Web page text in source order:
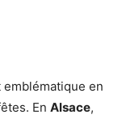
emblématique en
En Alsace,